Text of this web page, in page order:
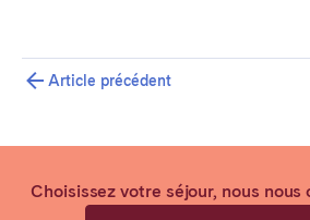
Article précédent
Choisissez votre séjour, nous